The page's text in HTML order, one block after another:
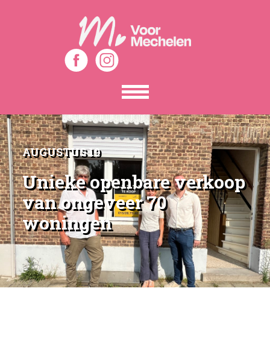
Toon
het
menu
AUGUSTUS 19
Unieke openbare verkoop
van ongeveer 70
woningen